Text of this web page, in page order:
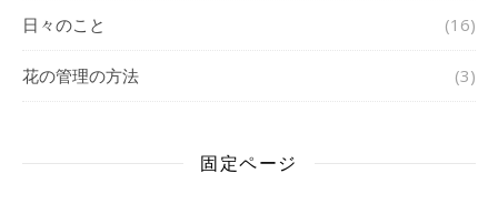
日々のこと (16)
花の管理の方法 (3)
固定ページ